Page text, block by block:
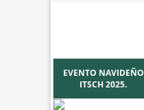
EVENTO NAVIDEÑO
ITSCH 2025.